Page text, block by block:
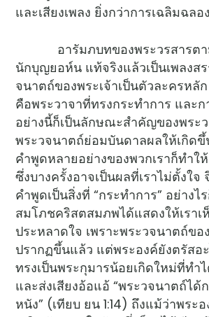
และเสียงเพลง ยิ่งกว่าการเฉลิมฉลอ
อารัมภบทของพระวรสารตาม
นักบุญยอห์น แท้จริงแล้วเป็นเพลงส
จนาตถ์ของพระเจ้าเป็นตัวละครหลั
คือพระวาจาที่ทรงกระทำการ และก
อย่างนี้ก็เป็นลักษณะสำคัญของพระว
พระวจนาตถ์ย่อมบันดาลผลให้เกิดขึ้
คำพูดหลายอย่างของพวกเราก็ทำใ
ซึ่งบางครั้งอาจเป็นผลที่เราไม่ตั้งใจ
คำพูดเป็นสิ่งที่ “กระทำการ” อย่างไ
สมโภชคริสตสมภพได้แสดงให้เราเ
ประหลาดใจ เพราะพระวจนาตถ์ขอ
ปรากฏขึ้นแล้ว แต่พระองค์ยังตรัสอะ
ทรงเป็นพระกุมารน้อยเกิดใหม่ที่ทำ
และส่งเสียงอ้อแอ้ “พระวจนาตถ์ได้
หนัง” (เทียบ ยน 1:14) ถึงแม้ว่าพระ